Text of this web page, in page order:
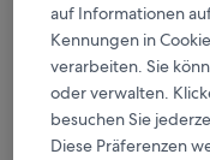
Bahnhof Akamizu
gut.
Hanarenoyado
Bahnhof Akamizu
Außergewöhnlich.
Empfohlene Unterkünfte
auf Informationen
Kennungen in
verarbeiten. Sie
oder verwalten.
besuchen Sie
Diese Präferenzen